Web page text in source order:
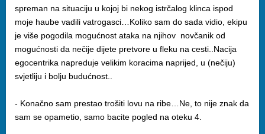
spreman na situaciju u kojoj bi nekog istrčalog klinca ispod
moje haube vadili vatrogasci…Koliko sam do sada vidio, ekipu
je više pogodila mogućnost ataka na njihov novčanik od
mogućnosti da nečije dijete pretvore u fleku na cesti..Nacija
egocentrika napreduje velikim koracima naprijed, u (nečiju)
svjetliju i bolju budućnost..
- Konačno sam prestao trošiti lovu na ribe…Ne, to nije znak da
sam se opametio, samo bacite pogled na oteku 4.